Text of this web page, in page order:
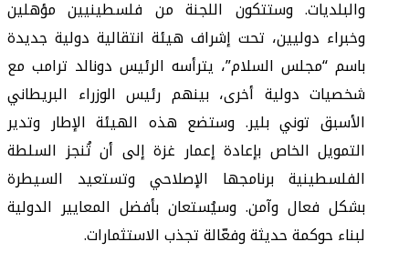
والبلديات. وستتكون اللجنة من فلسطينيين مؤهلين
وخبراء دوليين، تحت إشراف هيئة انتقالية دولية جديدة
باسم “مجلس السلام”، يترأسه الرئيس دونالد ترامب مع
شخصيات دولية أخرى، بينهم رئيس الوزراء البريطاني
الأسبق توني بلير. وستضع هذه الهيئة الإطار وتدير
التمويل الخاص بإعادة إعمار غزة إلى أن تُنجز السلطة
الفلسطينية برنامجها الإصلاحي وتستعيد السيطرة
بشكل فعال وآمن. وسيُستعان بأفضل المعايير الدولية
لبناء حوكمة حديثة وفعّالة تجذب الاستثمارات.